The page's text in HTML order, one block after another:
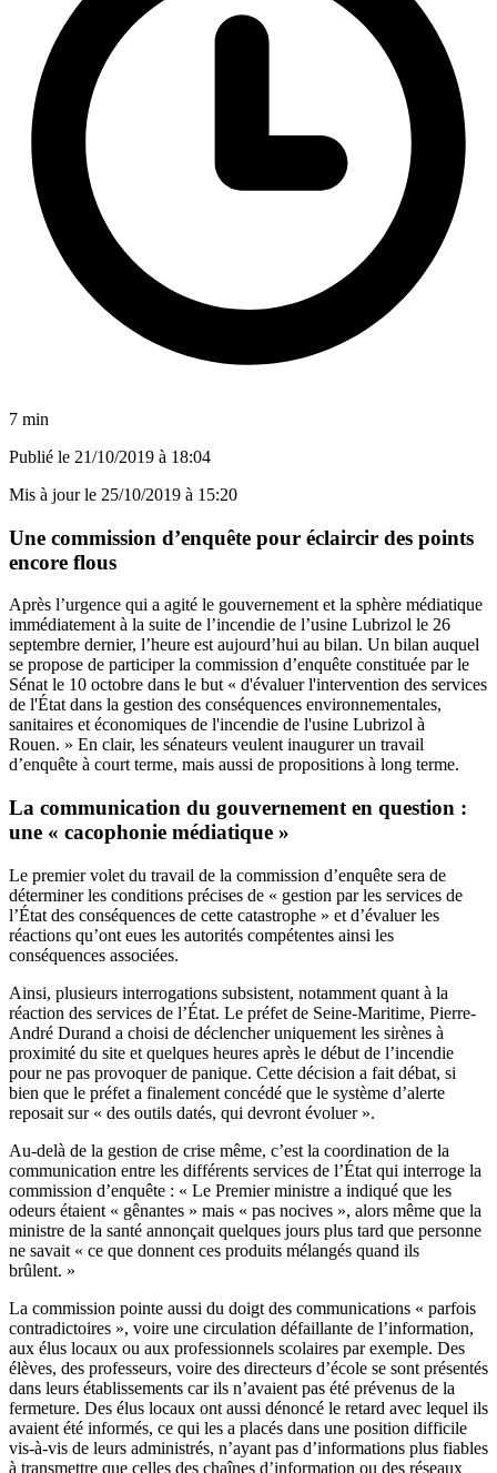
7 min
Publié le 21/10/2019 à 18:04
Mis à jour le 25/10/2019 à 15:20
Une commission d’enquête pour éclaircir des points
encore flous
Après l’urgence qui a agité le gouvernement et la sphère médiatique
immédiatement à la suite de l’incendie de l’usine Lubrizol le 26
septembre dernier, l’heure est aujourd’hui au bilan. Un bilan auquel
se propose de participerla commission d’enquête constituée par le
Sénat le 10 octobre dans le but « d'évaluer l'intervention des services
de l'État dans la gestion des conséquences environnementales,
sanitaires et économiques de l'incendie de l'usine Lubrizol à
Rouen. » En clair, les sénateurs veulent inaugurer un travail
d’enquête à court terme, mais aussi de propositions à long terme.
La communication du gouvernement en question :
une « cacophonie médiatique »
Le premier volet du travail de la commission d’enquête sera de
déterminer les conditions précises de « gestion par les services de
l’État des conséquences de cette catastrophe » et d’évaluer les
réactions qu’ont eues les autorités compétentes ainsi les
conséquences associées.
Ainsi, plusieurs interrogations subsistent, notamment quant à la
réaction des services de l’État. Le préfet de Seine-Maritime, Pierre-
André Durand a choisi de déclencher uniquement les sirènes à
proximité du site et quelques heures après le début de l’incendie
pour ne pas provoquer de panique. Cette décision a fait débat, si
bien que le préfet a finalement concédé que le système d’alerte
reposait sur « des outils datés, qui devront évoluer ».
Au-delà de la gestion de crise même, c’est la coordination de la
communication entre les différents services de l’État qui interroge la
commission d’enquête : « Le Premier ministre a indiqué que les
odeurs étaient « gênantes » mais « pas nocives », alors même que la
ministre de la santé annonçait quelques jours plus tard que personne
ne savait « ce que donnent ces produits mélangés quand ils
brûlent. »
La commission pointe aussi du doigt des communications « parfois
contradictoires », voire une circulation défaillante de l’information,
aux élus locaux ou aux professionnels scolaires par exemple. Des
élèves, des professeurs, voire des directeurs d’école se sont présentés
dans leurs établissements car ils n’avaient pas été prévenus de la
fermeture. Des élus locaux ont aussi dénoncé le retard avec lequel ils
avaient été informés, ce qui les a placés dans une position difficile
vis-à-vis de leurs administrés, n’ayant pas d’informations plus fiables
à transmettre que celles des chaînes d’information ou des réseaux